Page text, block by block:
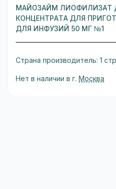
МАЙОЗАЙМ ЛИОФИЛИЗАТ
КОНЦЕНТРАТА ДЛЯ
ДЛЯ ИНФУЗИЙ 50 МГ №1
Страна производитель: 1
Нет в наличии в г. Москва